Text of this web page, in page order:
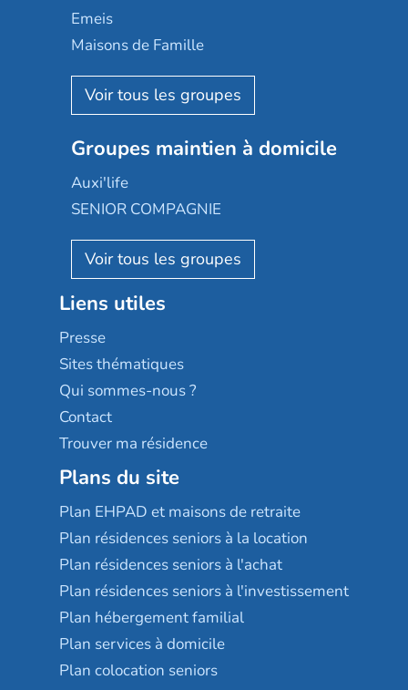
Domusvi
Happy Senior
Aquarelia
Nexity edenea
Les jardins d'Arcadie
Occitalia
Appartseniors
Reseda
Stella management
Les villages d'or
Sérénys
Résidences services Villa Médicis
Emeis
Maisons de Famille
Korian
Emera
Groupe SOS
Le Noble Âge
Almage
Résidalya
Groupe aplus
Groupes maintien à domicile
Auxi'life
SENIOR COMPAGNIE
AGE D'OR Services
Liens utiles
Presse
Sites thématiques
Qui sommes-nous ?
Contact
Trouver ma résidence
Plans du site
Plan EHPAD et maisons de retraite
Plan résidences seniors à la location
Plan résidences seniors à l'achat
Plan résidences seniors à l'investissement
Plan hébergement familial
Plan services à domicile
Plan colocation seniors